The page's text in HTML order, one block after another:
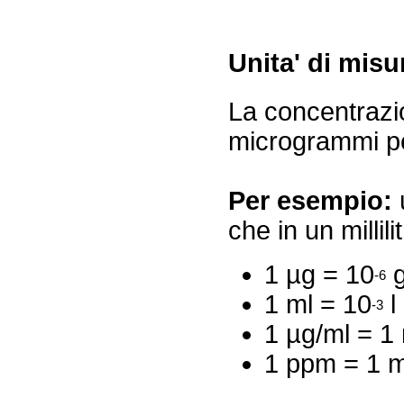
Unita' di
La
microgrammi
Per esempio:
che in un
1 µg = 10-6
1 ml = 10-3
l
1 µg/ml = 1
1 ppm = 1